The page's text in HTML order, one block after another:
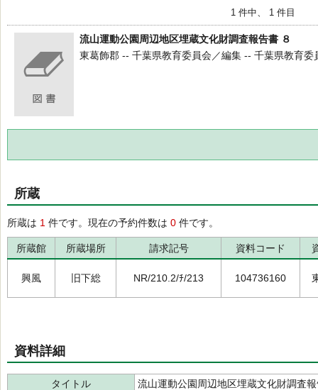
1 件中、 1 件目
流山運動公園周辺地区埋蔵文化財調査報告書 ８
東葛飾郡 -- 千葉県教育委員会／編集 -- 千葉県教育
所蔵
所蔵は 1 件です。現在の予約件数は 0 件です。
所蔵館 所蔵場所 請求記号 資料コード
興風 旧下総 NR/210.2/ﾁ/213 104736160
資料詳細
タイトル
流山運動公園周辺地区埋蔵文化財調査